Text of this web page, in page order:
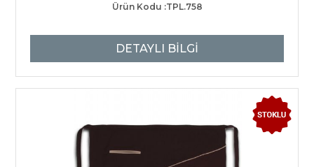
Ürün Kodu :TPL.758
DETAYLI BİLGİ